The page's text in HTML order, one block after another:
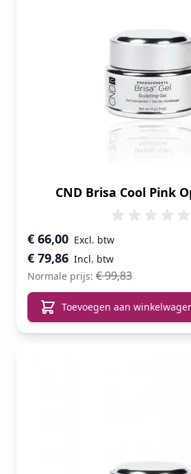
CND Brisa Cool Pink
Speciale prijs
€ 79,86
€ 66,00
Normale prijs: € 99,83
Toevoegen aan